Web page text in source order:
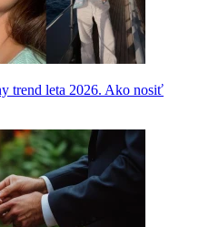
trend leta 2026. Ako nosiť